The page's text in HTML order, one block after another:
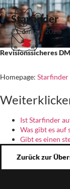
Starfinder
21. Januar 2020
Revisionssicheres
Homepage: Starfinder
Ist Starfinder
Was gibt es auf
Gibt es einen
Zurück zur